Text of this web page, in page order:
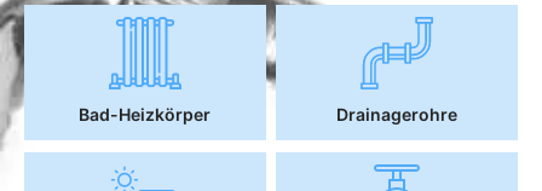
Bad-Heizkörper Drainagerohre